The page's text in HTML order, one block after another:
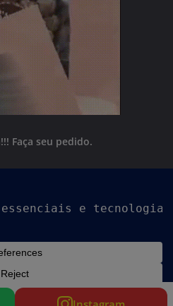
Faça seu pedido.
Powered byWordPress